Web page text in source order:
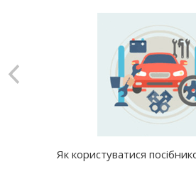
Як користуватися